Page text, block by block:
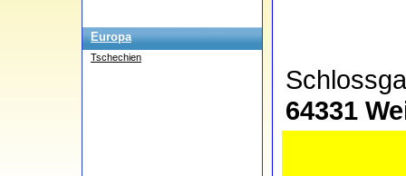
Europa
Tschechien
64331